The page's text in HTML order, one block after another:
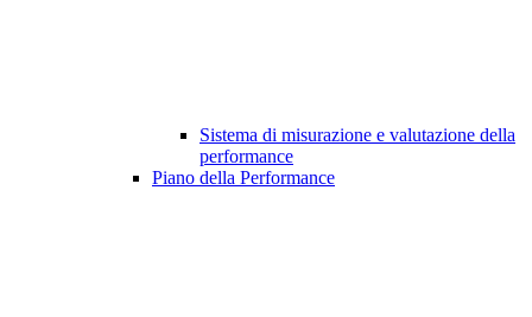
Sistema di misurazione e valutazione della
performance
Piano della Performance